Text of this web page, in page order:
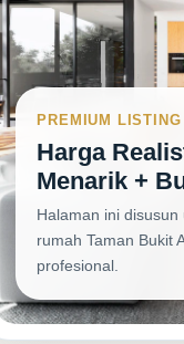
PREMIUM
Harga
Menarik +
Halaman ini
rumah Taman Bukit
profesional.